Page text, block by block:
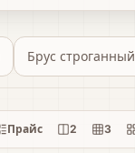
Брус строганный
Прайс 2 3